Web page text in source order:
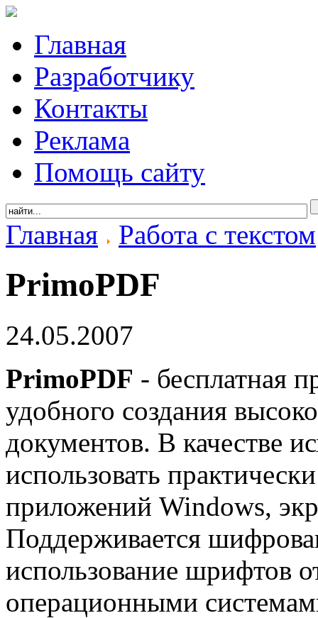
Главная
Разработчику
Контакты
Реклама
Помощь сайту
Главная Работа с текстом
PrimoPDF
24.05.2007
PrimoPDF - бесплатная
удобного создания
документов. В качестве
использовать
приложений Windows,
Поддерживается
использование шрифтов
операционными